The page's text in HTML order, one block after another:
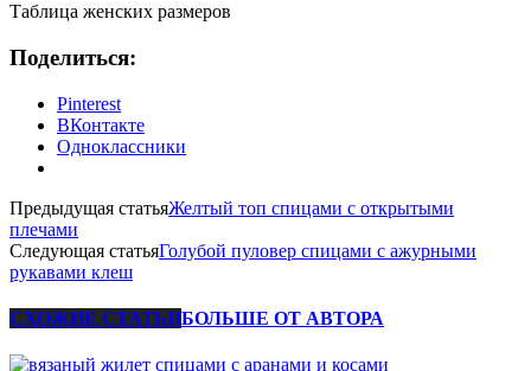
Таблица женских размеров
Поделиться:
Pinterest
ВКонтакте
Одноклассники
Предыдущая статьяЖелтый топ спицами с открытыми
плечами
Следующая статьяГолубой пуловер спицами с ажурными
рукавами клеш
СХОЖИЕ СТАТЬИБОЛЬШЕ ОТ АВТОРА